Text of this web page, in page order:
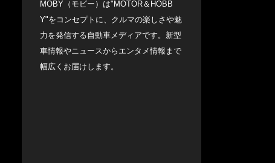
MOBY（モビー）は"MOTOR＆HOBB
Y"をコンセプトに、クルマの楽しさや魅
力を発信する自動車メディアです。新型
車情報やニュースからエンタメ情報まで
幅広くお届けします。